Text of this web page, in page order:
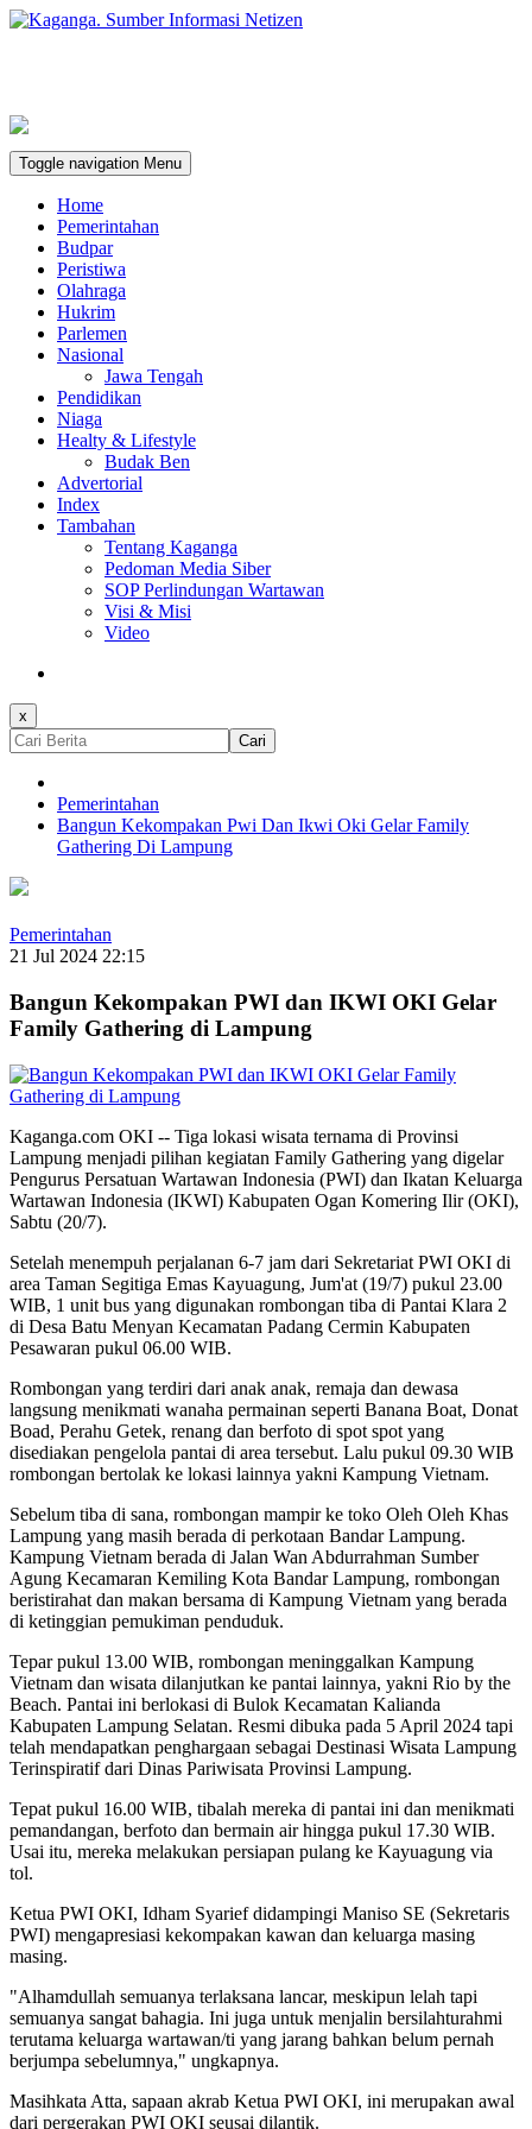
Toggle navigation Menu
Home
Pemerintahan
Budpar
Peristiwa
Olahraga
Hukrim
Parlemen
Nasional
Jawa Tengah
Pendidikan
Niaga
Healty & Lifestyle
Budak Ben
Advertorial
Index
Tambahan
Tentang Kaganga
Pedoman Media Siber
SOP Perlindungan Wartawan
Visi & Misi
Video
x
Cari
Pemerintahan
Bangun Kekompakan Pwi Dan Ikwi Oki Gelar Family
Gathering Di Lampung
Pemerintahan
21 Jul 2024 22:15
Bangun Kekompakan PWI dan IKWI OKI Gelar
Family Gathering di Lampung
Kaganga.com OKI -- Tiga lokasi wisata ternama di Provinsi
Lampung menjadi pilihan kegiatan Family Gathering yang digelar
Pengurus Persatuan Wartawan Indonesia (PWI) dan Ikatan Keluarga
Wartawan Indonesia (IKWI) Kabupaten Ogan Komering Ilir (OKI),
Sabtu (20/7).
Setelah menempuh perjalanan 6-7 jam dari Sekretariat PWI OKI di
area Taman Segitiga Emas Kayuagung, Jum'at (19/7) pukul 23.00
WIB, 1 unit bus yang digunakan rombongan tiba di Pantai Klara 2
di Desa Batu Menyan Kecamatan Padang Cermin Kabupaten
Pesawaran pukul 06.00 WIB.
Rombongan yang terdiri dari anak anak, remaja dan dewasa
langsung menikmati wanaha permainan seperti Banana Boat, Donat
Boad, Perahu Getek, renang dan berfoto di spot spot yang
disediakan pengelola pantai di area tersebut. Lalu pukul 09.30 WIB
rombongan bertolak ke lokasi lainnya yakni Kampung Vietnam.
Sebelum tiba di sana, rombongan mampir ke toko Oleh Oleh Khas
Lampung yang masih berada di perkotaan Bandar Lampung.
Kampung Vietnam berada di Jalan Wan Abdurrahman Sumber
Agung Kecamaran Kemiling Kota Bandar Lampung, rombongan
beristirahat dan makan bersama di Kampung Vietnam yang berada
di ketinggian pemukiman penduduk.
Tepar pukul 13.00 WIB, rombongan meninggalkan Kampung
Vietnam dan wisata dilanjutkan ke pantai lainnya, yakni Rio by the
Beach. Pantai ini berlokasi di Bulok Kecamatan Kalianda
Kabupaten Lampung Selatan. Resmi dibuka pada 5 April 2024 tapi
telah mendapatkan penghargaan sebagai Destinasi Wisata Lampung
Terinspiratif dari Dinas Pariwisata Provinsi Lampung.
Tepat pukul 16.00 WIB, tibalah mereka di pantai ini dan menikmati
pemandangan, berfoto dan bermain air hingga pukul 17.30 WIB.
Usai itu, mereka melakukan persiapan pulang ke Kayuagung via
tol.
Ketua PWI OKI, Idham Syarief didampingi Maniso SE (Sekretaris
PWI) mengapresiasi kekompakan kawan dan keluarga masing
masing.
"Alhamdullah semuanya terlaksana lancar, meskipun lelah tapi
semuanya sangat bahagia. Ini juga untuk menjalin bersilahturahmi
terutama keluarga wartawan/ti yang jarang bahkan belum pernah
berjumpa sebelumnya," ungkapnya.
Masihkata Atta, sapaan akrab Ketua PWI OKI, ini merupakan awal
dari pergerakan PWI OKI seusai dilantik.